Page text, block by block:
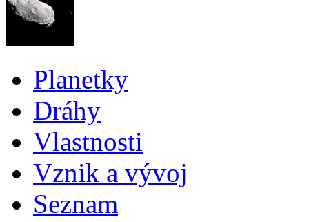
Planetky
Dráhy
Vlastnosti
Vznik a vývoj
Seznam